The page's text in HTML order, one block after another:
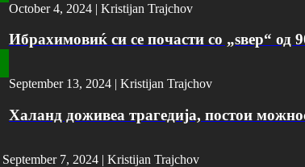
October 4, 2024 | Kristijan Trajchov
Ибрахимовиќ си се почасти со „ѕвер“
September 13, 2024 | Kristijan Trajchov
Халанд доживеа трагедија, постои
September 7, 2024 | Kristijan Trajchov